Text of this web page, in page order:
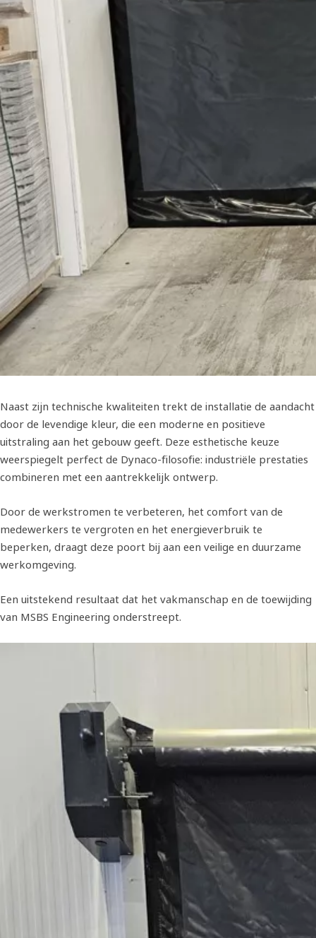
Naast zijn technische kwaliteiten trekt de installatie de aandacht
door de levendige kleur, die een moderne en positieve
uitstraling aan het gebouw geeft. Deze esthetische keuze
weerspiegelt perfect de Dynaco-filosofie: industriële prestaties
combineren met een aantrekkelijk ontwerp.
Door de werkstromen te verbeteren, het comfort van de
medewerkers te vergroten en het energieverbruik te
beperken, draagt deze poort bij aan een veilige en duurzame
werkomgeving.
Een uitstekend resultaat dat het vakmanschap en de toewijding
van MSBS Engineering onderstreept.